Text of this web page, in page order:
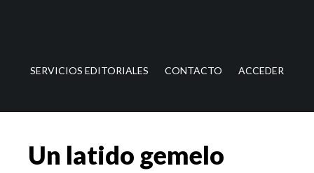
SERVICIOS EDITORIALES CONTACTO ACCEDER
Un latido gemelo